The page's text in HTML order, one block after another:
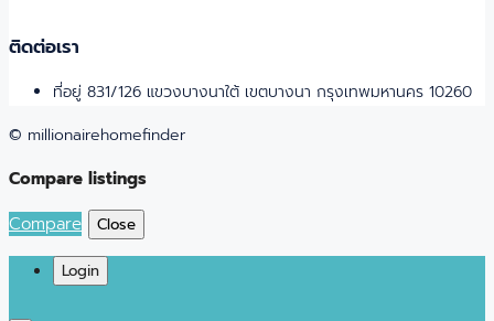
ติดต่อเรา
ที่อยู่ 831/126 แขวงบางนาใต้ เขตบางนา กรุงเทพมหานคร 10260
© millionairehomefinder
Compare listings
Compare
Close
Login